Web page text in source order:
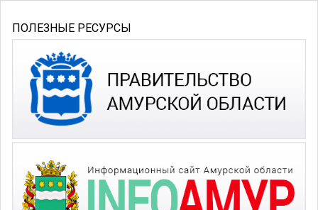
ПОЛЕЗНЫЕ РЕСУРСЫ